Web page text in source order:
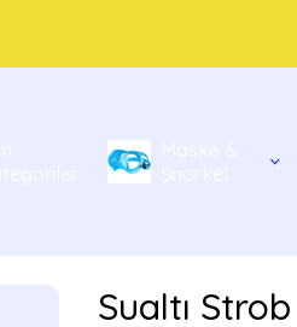
Sualtı Strob